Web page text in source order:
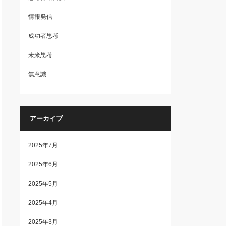
情報発信
成功者思考
未来思考
無意識
アーカイブ
2025年7月
2025年6月
2025年5月
2025年4月
2025年3月